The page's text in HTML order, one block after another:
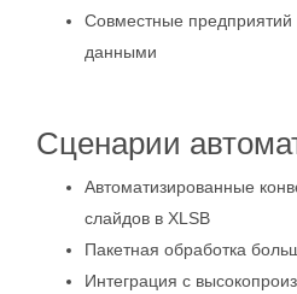
Совместные
данными
Сценарии
Автоматизированные
слайдов в XLSB
Пакетная обработка
Интеграция с